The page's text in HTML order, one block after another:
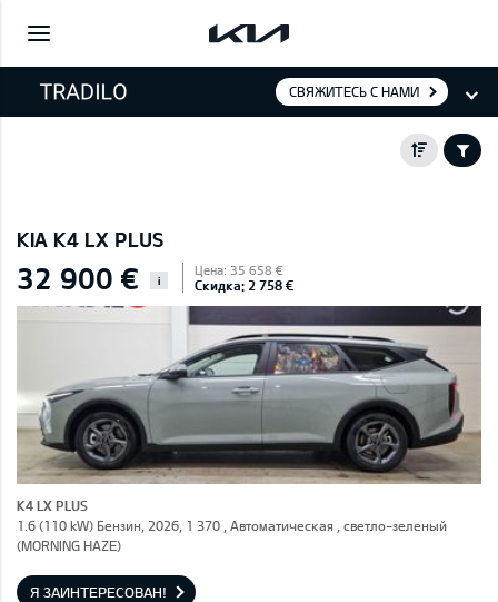
СВЯЖИТЕСЬ С НАМИ
KIA K4 LX PLUS
32 900 € i
Цена: 35 658 €
Скидка: 2 758 €
K4 LX PLUS
1.6 (110 kW) Бензин, 2026, 1 370 , Автоматическая , светло-зеленый
(MORNING HAZE)
Я ЗАИНТЕРЕСОВАН!